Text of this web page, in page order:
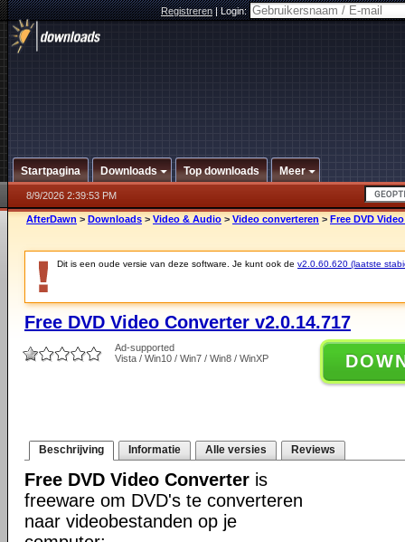
Registreren|Login:
Startpagina Downloads Top downloads Meer
8/9/2026 2:39:53 PM
AfterDawn > Downloads > Video & Audio > Video converteren > Free DVD
Dit is een oude versie van deze software. Je kunt ook de v2.0.60.620 (laatste
Free DVD Video Converter v2.0.14.717
Ad-supported
Vista / Win10 / Win7 / Win8 / WinXP
Beschrijving Informatie Alle versies Reviews
Free DVD Video Converter is
freeware om DVD's te converteren
naar videobestanden op je